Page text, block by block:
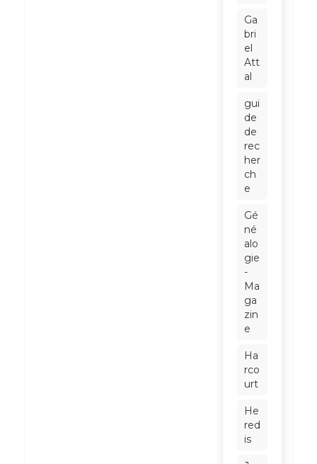
Ga
bri
el
Att
al
gui
de
de
rec
her
ch
e
Gé
né
alo
gie
-
Ma
ga
zin
e
Ha
rco
urt
He
red
is